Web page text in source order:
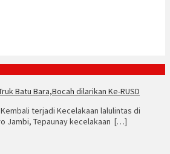
Batu Bara,Bocah dilarikan Ke-RUSD
terjadi Kecelakaan lalulintas di
Jambi, Tepaunay kecelakaan […]